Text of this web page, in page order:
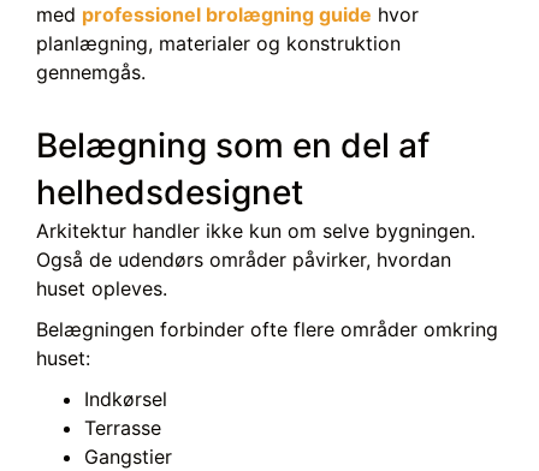
med professionel brolægning guide hvor
planlægning, materialer og konstruktion
gennemgås.
Belægning som en del af
helhedsdesignet
Arkitektur handler ikke kun om selve bygningen.
Også de udendørs områder påvirker, hvordan
huset opleves.
Belægningen forbinder ofte flere områder omkring
huset:
Indkørsel
Terrasse
Gangstier